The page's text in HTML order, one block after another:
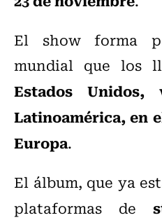
El show forma
mundial que los
Estados Unidos,
Latinoamérica, en
Europa.
El álbum, que ya
plataformas de